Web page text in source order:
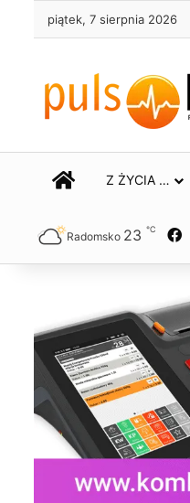
piątek, 7 sierpnia 2026
STRONA GŁÓWNA
Z ŻYCIA …
Radomsko 23 ℃